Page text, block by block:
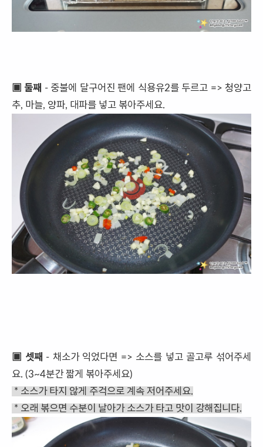
▣ 둘째 - 중불에 달구어진 팬에 식용유2를 두르고 => 청양고
추, 마늘, 양파, 대파를 넣고 볶아주세요.
▣ 셋째 - 채소가 익었다면 => 소스를 넣고 골고루 섞어주세
요. (3~4분간 짧게 볶아주세요)
* 소스가 타지 않게 주걱으로 계속 저어주세요.
* 오래 볶으면 수분이 날아가 소스가 타고 맛이 강해집니다.